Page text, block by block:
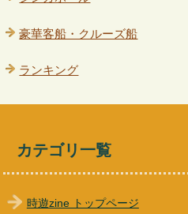
豪華客船・クルーズ船
ランキング
カテゴリ一覧
時遊zine トップページ